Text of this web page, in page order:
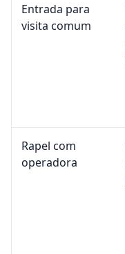
Entrada para
visita comum
Rapel com
operadora